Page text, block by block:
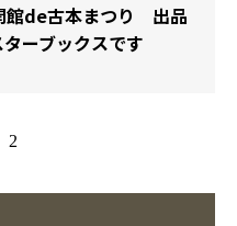
館de古本まつり 出品
ーブックスです
2